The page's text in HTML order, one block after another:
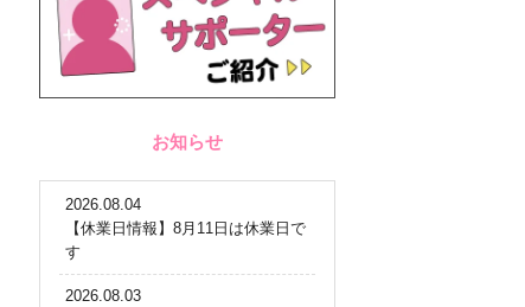
お知らせ
2026.08.04
【休業日情報】8月11日は休業日で
す
2026.08.03